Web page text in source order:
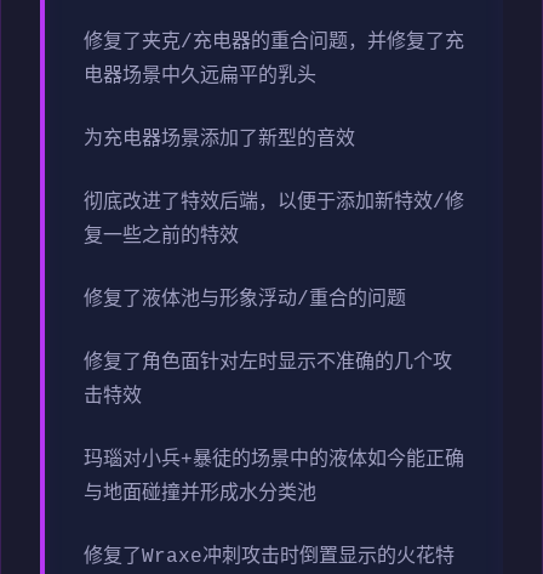
修复了夹克/充电器的重合问题，并修复了充
电器场景中久远扁平的乳头
为充电器场景添加了新型的音效
彻底改进了特效后端，以便于添加新特效/修
复一些之前的特效
修复了液体池与形象浮动/重合的问题
修复了角色面针对左时显示不准确的几个攻
击特效
玛瑙对小兵+暴徒的场景中的液体如今能正确
与地面碰撞并形成水分类池
修复了Wraxe冲刺攻击时倒置显示的火花特